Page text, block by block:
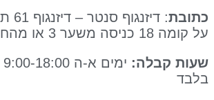
: דיזנגוף סנטר – דיזנגוף 61
ימים א-ה 9:00-